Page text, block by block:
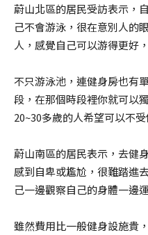
蔚山北區的居民受訪表示，
己不會游泳，很在意別人的
人，感覺自己可以游得更好
不只游泳池，連健身房也有
段，在那個時段裡你就可以
20~30多歲的人希望可以不
蔚山南區的居民表示，去健
感到自卑或尷尬，很難踏進
己一邊觀察自己的身體一邊
雖然費用比一般健身設施貴